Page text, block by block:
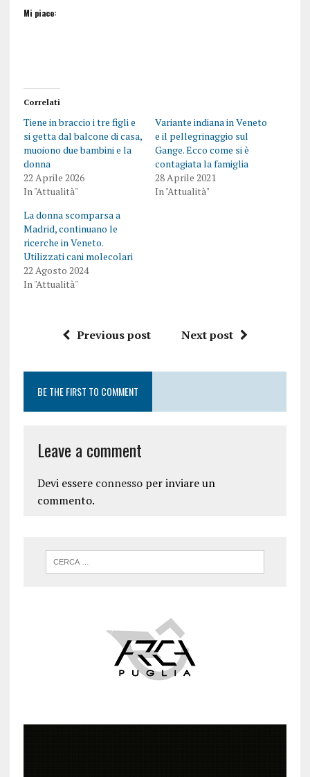
Mi piace:
Correlati
Tiene in braccio i tre figli e
si getta dal balcone di casa,
muoiono due bambini e la
donna
22 Aprile 2026
In "Attualità"
Variante indiana in Veneto
e il pellegrinaggio sul
Gange. Ecco come si è
contagiata la famiglia
28 Aprile 2021
In "Attualità"
La donna scomparsa a
Madrid, continuano le
ricerche in Veneto.
Utilizzati cani molecolari
22 Agosto 2024
In "Attualità"
Previous post Next post
BE THE FIRST TO COMMENT
Leave a comment
Devi essere connessoper inviare un
commento.